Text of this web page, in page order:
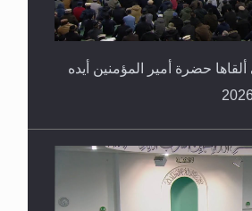
حضرة أمير المؤمنين أيده